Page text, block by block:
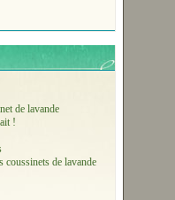
de lavande
!
de lavande